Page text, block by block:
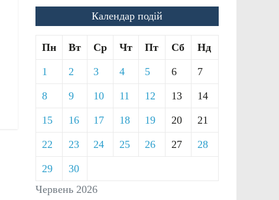
Календар подій
Червень 2026
Пн Вт Ср Чт Пт Сб Нд
1 2 3 4 5 6 7
8 9 10 11 12 13 14
15 16 17 18 19 20 21
22 23 24 25 26 27 28
29 30